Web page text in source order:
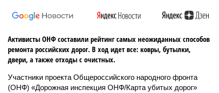
Активисты ОНФ составили рейтинг самых неожиданных способов
ремонта российских дорог. В ход идет все: ковры, бутылки,
двери, а также отходы с очистных.
Участники проекта Общероссийского народного фронта
(ОНФ) «Дорожная инспекция ОНФ/Карта убитых дорог»